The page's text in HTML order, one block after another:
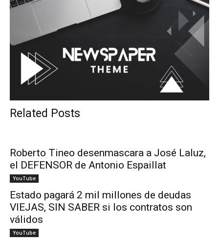
Related Posts
Roberto Tineo desenmascara a José Laluz,
el DEFENSOR de Antonio Espaillat
YouTube
Estado pagará 2 mil millones de deudas
VIEJAS, SIN SABER si los contratos son
válidos
YouTube